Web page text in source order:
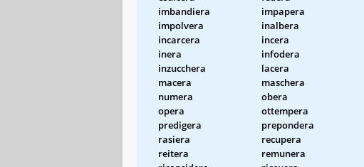
imbandiera
impapera
impolvera
inalbera
incarcera
incera
inera
infodera
inzucchera
lacera
macera
maschera
numera
obera
opera
ottempera
predigera
prepondera
rasiera
recupera
reitera
remunera